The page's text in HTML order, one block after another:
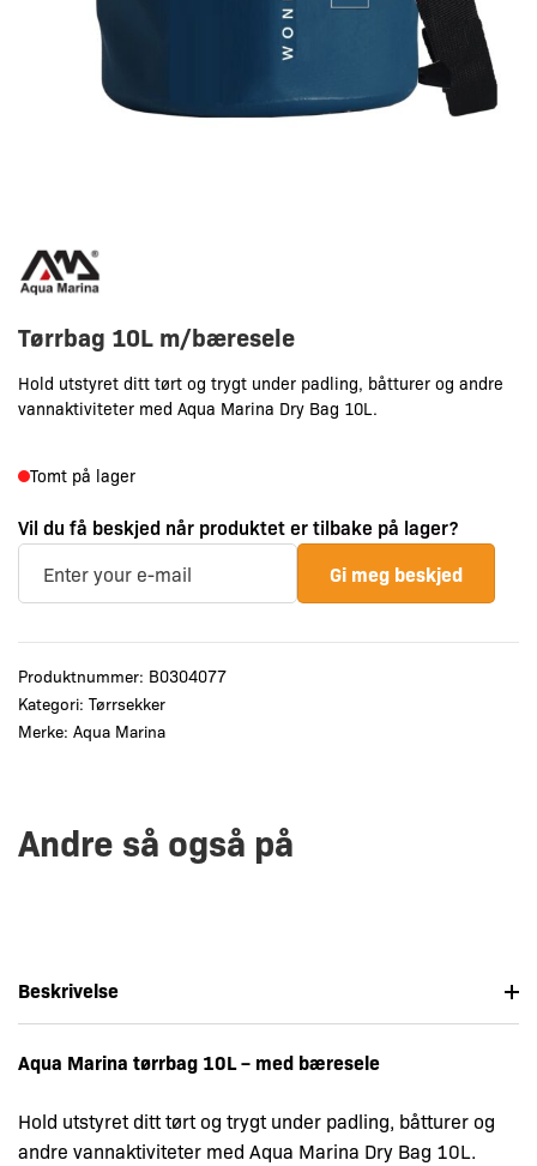
Tørrbag 10L m/bæresele
Hold utstyret ditt tørt og trygt under padling, båtturer og andre
vannaktiviteter med Aqua Marina Dry Bag 10L.
Tomt på lager
Vil du få beskjed når produktet er tilbake på lager?
Gi meg beskjed
Produktnummer: B0304077
Kategori: Tørrsekker
Merke: Aqua Marina
Andre så også på
Beskrivelse
Aqua Marina tørrbag 10L – med bæresele
Hold utstyret ditt tørt og trygt under padling, båtturer og
andre vannaktiviteter med Aqua Marina Dry Bag 10L.